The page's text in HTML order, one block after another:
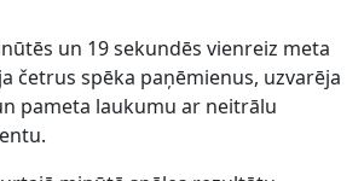
un 19 sekundēs vienreiz meta
četrus spēka paņēmienus, uzvarēja
pameta laukumu ar neitrālu